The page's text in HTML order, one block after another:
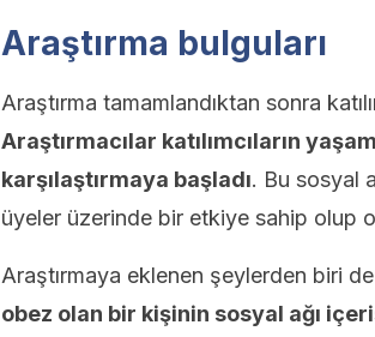
Araştırma bulguları
Araştırma tamamlandıktan sonra
Araştırmacılar katılımcıların
karşılaştırmaya başladı. Bu sosyal
üyeler üzerinde bir etkiye sahip olup
Araştırmaya eklenen şeylerden biri
obez olan bir kişinin sosyal ağı